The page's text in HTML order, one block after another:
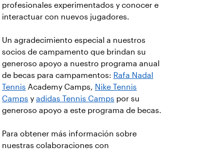
profesionales experimentados y conocer e
interactuar con nuevos jugadores.
Un agradecimiento especial a nuestros
socios de campamento que brindan su
generoso apoyo a nuestro programa anual
de becas para campamentos: Rafa Nadal
Tennis Academy Camps, Nike Tennis
Camps y adidas Tennis Camps por su
generoso apoyo a este programa de becas.
Para obtener más información sobre
nuestras colaboraciones con